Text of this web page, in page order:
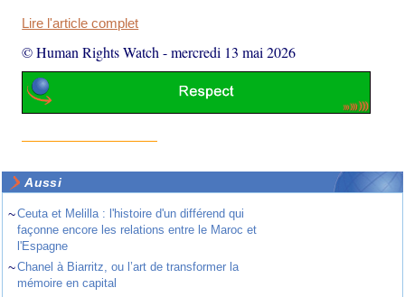
Lire l'article complet
© Human Rights Watch -mercredi 13 mai 2026
Aussi
~Ceuta et Melilla : l'histoire d'un différend qui
façonne encore les relations entre le Maroc et
l'Espagne
~Chanel à Biarritz, ou l’art de transformer la
mémoire en capital